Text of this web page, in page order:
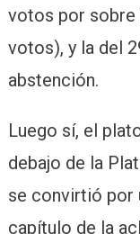
votos por sobre
votos), y la del
abstención.
Luego sí, el
debajo de la
se convirtió por
capítulo de la